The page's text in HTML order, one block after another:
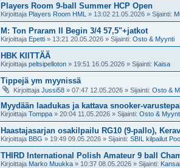
Players Room 9-ball Summer HCP Open
Kirjoittaja Players Room HML » 13:02 21.05.2026 » Sijainti:
M: Ton Praram II Begin 3/4 57,5"+jatkot
Kirjoittaja Epetti » 13:21 20.05.2026 » Sijainti: Osto & Myynti
HBK KIITTÄÄ
Kirjoittaja peltsipelloton » 19:51 16.05.2026 » Sijainti: Kaisa
Tippejä ym myynissä
Kirjoittaja Jussi58 » 07:47 12.05.2026 » Sijainti: Osto &
Myydään laadukas ja kattava snooker-
Kirjoittaja Tomppa » 20:04 11.05.2026 » Sijainti: Osto &
Haastajasarjan osakilpailu RG10 (9-pallo),
Kirjoittaja BBG » 19:49 09.05.2026 » Sijainti: SBIL kilpailut
THIRD International Polish Amateur 9 ball
Kirjoittaja Marko Muukka » 10:37 08.05.2026 » Sijainti: